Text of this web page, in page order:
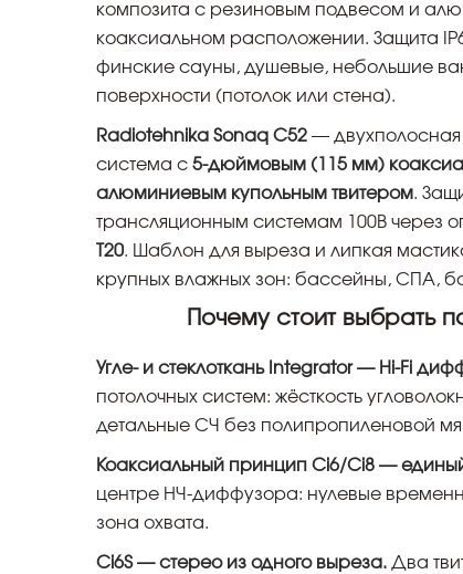
композита с резиновым подвесом и
коаксиальном расположении. Защита
финские сауны, душевые, небольшие
поверхности (потолок или стена).
Radiotehnika Sonaq C52 — двухполосная
система с 5-дюймовым (115 мм)
алюминиевым купольным твитером.
трансляционным системам 100В через
T20. Шаблон для выреза и липкая
крупных влажных зон: бассейны, СПА,
Почему стоит выбрать
Угле- и стеклоткань Integrator — Hi-Fi
потолочных систем: жёсткость
детальные СЧ без полипропиленовой
Коаксиальный принцип Ci6/Ci8 —
центре НЧ-диффузора: нулевые
зона охвата.
Ci6S — стерео из одного выреза. Два